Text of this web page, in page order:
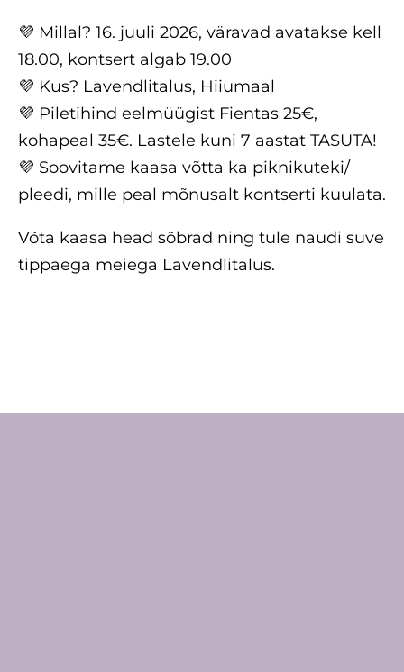
💜 Millal? 16. juuli 2026, väravad avatakse kell
18.00, kontsert algab 19.00
💜 Kus? Lavendlitalus, Hiiumaal
💜 Piletihind eelmüügist Fientas 25€,
kohapeal 35€. Lastele kuni 7 aastat TASUTA!
💜 Soovitame kaasa võtta ka piknikuteki/
pleedi, mille peal mõnusalt kontserti kuulata.
Võta kaasa head sõbrad ning tule naudi suve
tippaega meiega Lavendlitalus.